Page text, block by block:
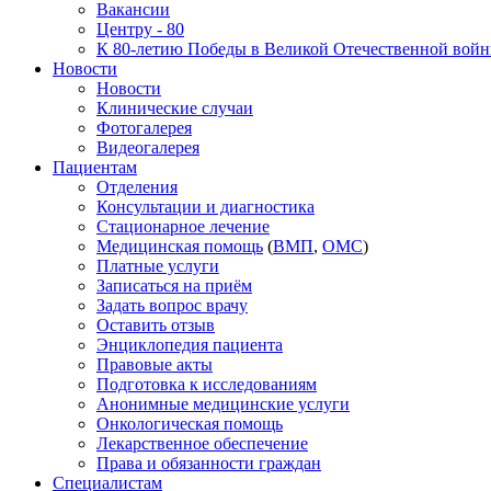
Вакансии
Центру - 80
К 80-летию Победы в Великой Отечественной
Новости
Новости
Клинические случаи
Фотогалерея
Видеогалерея
Пациентам
Отделения
Консультации и диагностика
Стационарное лечение
Медицинская помощь (ВМП, ОМС)
Платные услуги
Записаться на приём
Задать вопрос врачу
Оставить отзыв
Энциклопедия пациента
Правовые акты
Подготовка к исследованиям
Анонимные медицинские услуги
Онкологическая помощь
Лекарственное обеспечение
Права и обязанности граждан
Специалистам